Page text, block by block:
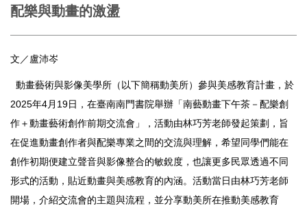
配樂與動畫的激盪
文／盧沛岑
動畫藝術與影像美學所（以下簡稱動美所）參與美感教育計畫，於
2025年4月19日，在臺南南門書院舉辦「南藝動畫下午茶－配樂創
作＋動畫藝術創作前期交流會」，活動由林巧芳老師發起策劃，旨
在促進動畫創作者與配樂專業之間的交流與理解，希望同學們能在
創作初期便建立聲音與影像整合的敏銳度，也讓更多民眾透過不同
形式的活動，貼近動畫與美感教育的內涵。活動當日由林巧芳老師
開場，介紹交流會的主題與流程，並分享動美所在推動美感教育